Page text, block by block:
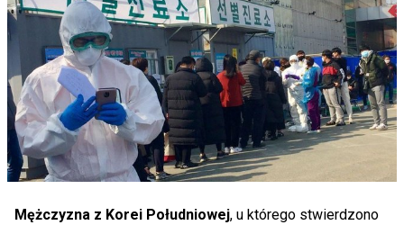
Mężczyzna z Korei Południowej, u którego stwierdzono